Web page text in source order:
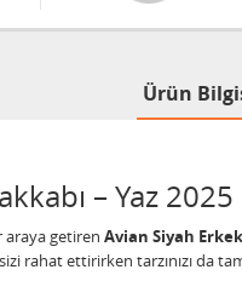
Ürün
– Yaz
getiren Avian Siyah
rahat ettirirken tarzınızı da